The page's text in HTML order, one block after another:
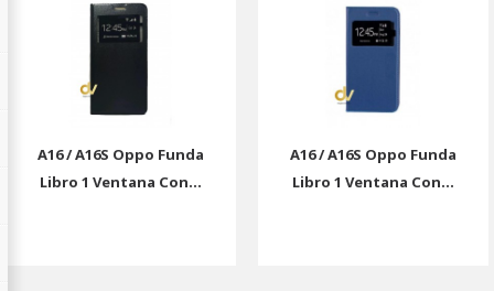
A16 / A16S Oppo Funda
Libro 1 Ventana Con...
A16 / A16S Oppo Funda
Libro 1 Ventana Con...